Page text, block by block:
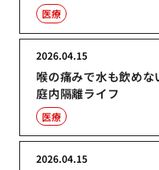
医療
喉の痛みで水も飲め
庭内隔離ライフ
2026.04.15
医療
2026.04.15